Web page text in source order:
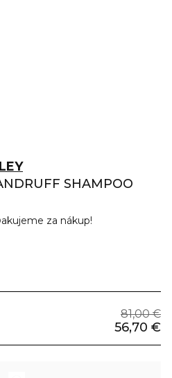
SHAMPOO
za nákup!
81,00 €
56,70 €